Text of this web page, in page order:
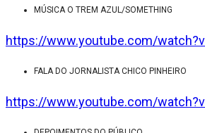
MÚSICA O TREM AZUL/SOMETHING
https://www.youtube.com/
FALA DO JORNALISTA CHICO PINHEIRO
https://www.youtube.com/